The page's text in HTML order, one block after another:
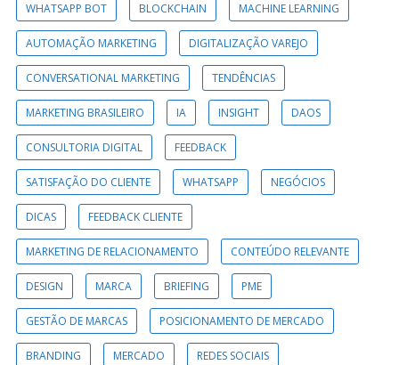
WHATSAPP BOT BLOCKCHAIN MACHINE LEARNING
AUTOMAÇÃO MARKETING DIGITALIZAÇÃO VAREJO
CONVERSATIONAL MARKETING TENDÊNCIAS
MARKETING BRASILEIRO IA INSIGHT DAOS
CONSULTORIA DIGITAL FEEDBACK
SATISFAÇÃO DO CLIENTE WHATSAPP NEGÓCIOS
DICAS FEEDBACK CLIENTE
MARKETING DE RELACIONAMENTO CONTEÚDO RELEVANTE
DESIGN MARCA BRIEFING PME
GESTÃO DE MARCAS POSICIONAMENTO DE MERCADO
BRANDING MERCADO REDES SOCIAIS